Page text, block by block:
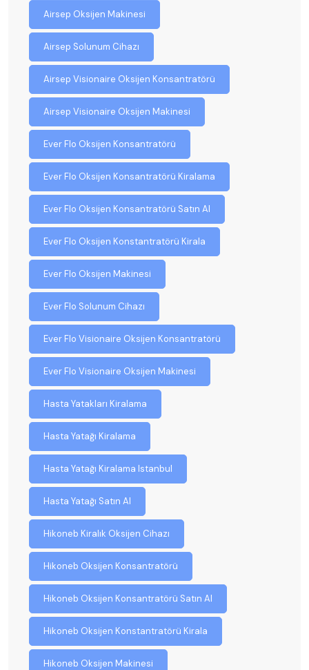
Airsep Oksijen Makinesi
Airsep Solunum Cihazı
Airsep Visionaire Oksijen Konsantratörü
Airsep Visionaire Oksijen Makinesi
Ever Flo Oksijen Konsantratörü
Ever Flo Oksijen Konsantratörü Kiralama
Ever Flo Oksijen Konsantratörü Satın Al
Ever Flo Oksijen Konstantratörü Kirala
Ever Flo Oksijen Makinesi
Ever Flo Solunum Cihazı
Ever Flo Visionaire Oksijen Konsantratörü
Ever Flo Visionaire Oksijen Makinesi
Hasta Yatakları Kiralama
Hasta Yatağı Kiralama
Hasta Yatağı Kiralama Istanbul
Hasta Yatağı Satın Al
Hikoneb Kiralık Oksijen Cihazı
Hikoneb Oksijen Konsantratörü
Hikoneb Oksijen Konsantratörü Satın Al
Hikoneb Oksijen Konstantratörü Kirala
Hikoneb Oksijen Makinesi